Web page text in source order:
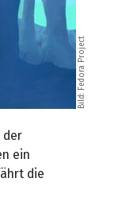
Bild: Fedora Project
der
ein
die